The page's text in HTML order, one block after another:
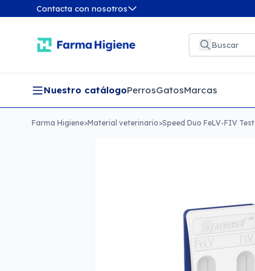
Contacta con nosotros
Nuestro catálogoPerrosGatosMarcas
Farma Higiene>Material veterinario>Speed Duo FeLV-FIV Test